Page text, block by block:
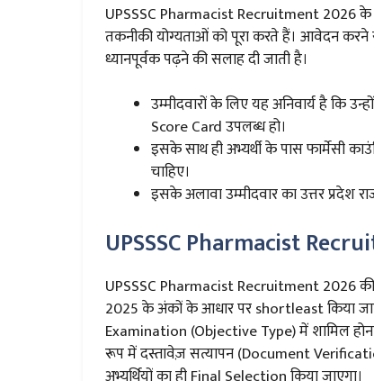
UPSSSC Pharmacist Recruitment 2026 के
तकनीकी योग्यताओं को पूरा करते हैं। आवेदन करने
ध्यानपूर्वक पढ़ने की सलाह दी जाती है।
उम्मीदवारों के लिए यह अनिवार्य है कि
Score Card उपलब्ध हो।
इसके साथ ही अभ्यर्थी के पास फार्मेसी
चाहिए।
इसके अलावा उम्मीदवार का उत्तर प्रदेश
UPSSSC Pharmacist
UPSSSC Pharmacist Recruitment 2026 की
2025 के अंकों के आधार पर shortleast किया
Examination (Objective Type) में शामिल
रूप में दस्तावेज़ सत्यापन (Document